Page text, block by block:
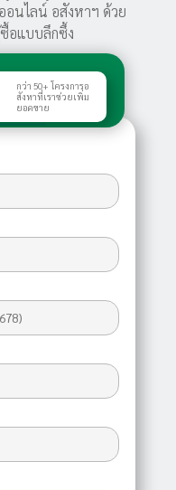
นไลน์ อสังหาฯ ด้วย
อแบบลึกซึ้ง
กว่า 50+ โครงการอ
สังหาที่เราช่วยเพิ่ม
ยอดขาย